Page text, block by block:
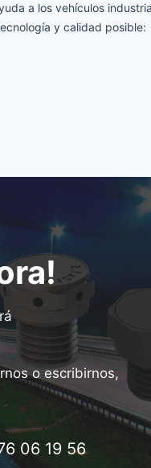
a los vehículos
y calidad posible:
o escribirnos,
06 19 56